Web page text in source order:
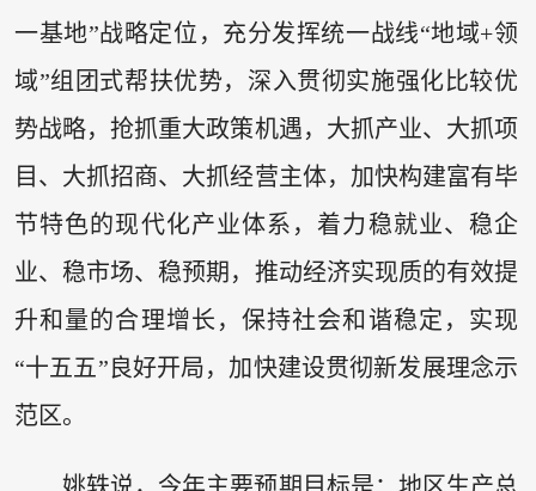
一基地”战略定位，充分发挥统一战线“地域+领
域”组团式帮扶优势，深入贯彻实施强化比较优
势战略，抢抓重大政策机遇，大抓产业、大抓项
目、大抓招商、大抓经营主体，加快构建富有毕
节特色的现代化产业体系，着力稳就业、稳企
业、稳市场、稳预期，推动经济实现质的有效提
升和量的合理增长，保持社会和谐稳定，实现
“十五五”良好开局，加快建设贯彻新发展理念示
范区。